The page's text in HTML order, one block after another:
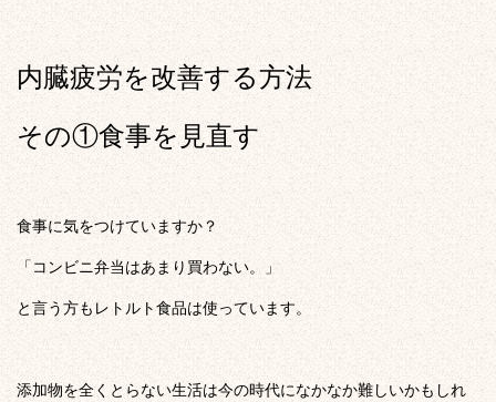
内臓疲労を改善する方法
その①食事を見直す
食事に気をつけていますか？
「コンビニ弁当はあまり買わない。」
と言う方もレトルト食品は使っています。
添加物を全くとらない生活は今の時代になかなか難しいかもしれ